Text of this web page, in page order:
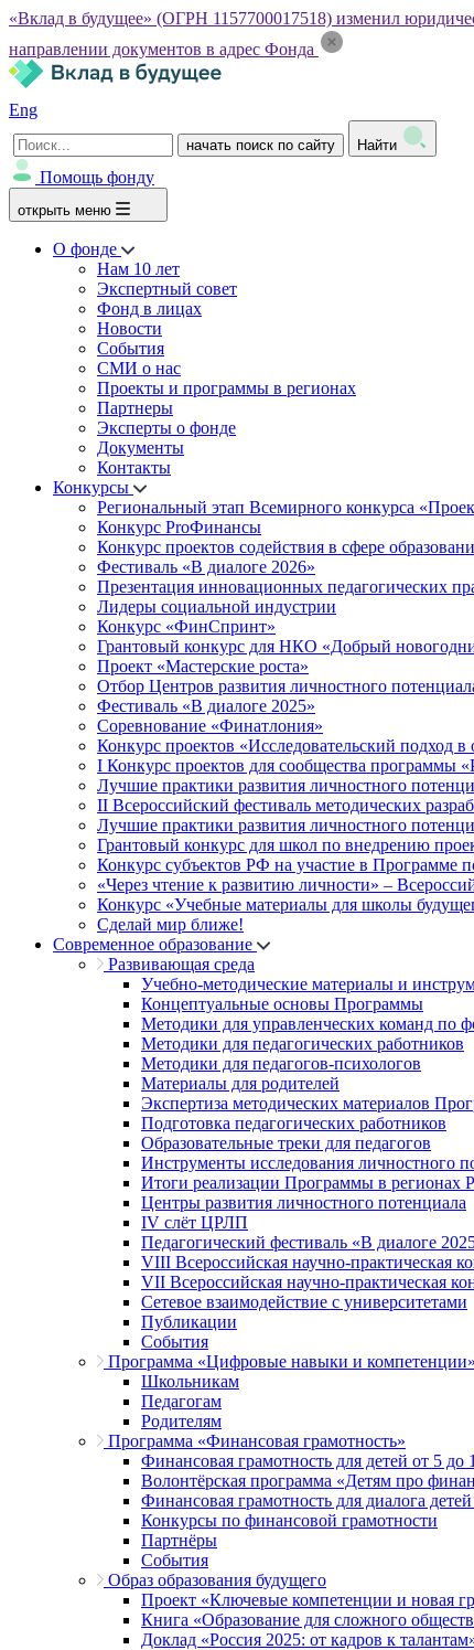
«Вклад в будущее» (ОГРН 1157700017518) изменил
направлении документов в адрес Фонда
Eng
начать поиск по сайту Найти
Помощь фонду
открыть меню
О фонде
Нам 10 лет
Экспертный совет
Фонд в лицах
Новости
События
СМИ о нас
Проекты и программы в регионах
Партнеры
Эксперты о фонде
Документы
Контакты
Конкурсы
Региональный этап Всемирного конкурса
Конкурс ProФинансы
Конкурс проектов содействия в сфере
Фестиваль «В диалоге 2026»
Презентация инновационных педагогических
Лидеры социальной индустрии
Конкурс «ФинСпринт»
Грантовый конкурс для НКО «Добрый
Проект «Мастерские роста»
Отбор Центров развития личностного
Фестиваль «В диалоге 2025»
Соревнование «Финатлония»
Конкурс проектов «Исследовательский подход в
I Конкурс проектов для сообщества программы
Лучшие практики развития личностного
II Всероссийский фестиваль методических
Лучшие практики развития личностного
Грантовый конкурс для школ по внедрению
Конкурс субъектов РФ на участие в Программе
«Через чтение к развитию личности» –
Конкурс «Учебные материалы для школы
Сделай мир ближе!
Современное образование
Развивающая среда
Учебно-методические материалы и
Концептуальные основы Программы
Методики для управленческих команд
Методики для педагогических работников
Методики для педагогов-психологов
Материалы для родителей
Экспертиза методических материалов
Подготовка педагогических работников
Образовательные треки для педагогов
Инструменты исследования личностного
Итоги реализации Программы в регионах
Центры развития личностного потенциала
IV слёт ЦРЛП
Педагогический фестиваль «В диалоге
VIII Всероссийская научно-практическая
VII Всероссийская научно-практическая
Сетевое взаимодействие с университетами
Публикации
События
Программа «Цифровые навыки и компетенции»
Школьникам
Педагогам
Родителям
Программа «Финансовая грамотность»
Финансовая грамотность для детей от 5 до
Волонтёрская программа «Детям про
Финансовая грамотность для диалога
Конкурсы по финансовой грамотности
Партнёры
События
Образ образования будущего
Проект «Ключевые компетенции и новая
Книга «Образование для сложного
Доклад «Россия 2025: от кадров к